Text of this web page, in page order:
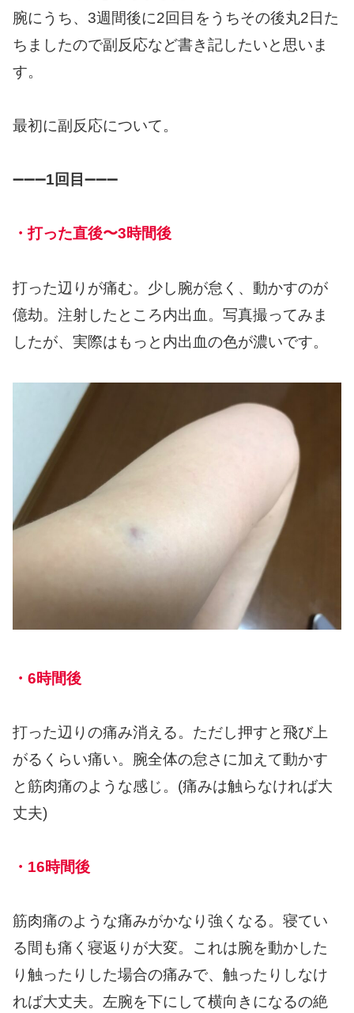
腕にうち、3週間後に2回目をうちその後丸2日た
ちましたので副反応など書き記したいと思いま
す。
最初に副反応について。
➖➖➖1回目 ➖➖➖
・打った直後〜3時間後
打った辺りが痛む。少し腕が怠く、動かすのが
億劫。注射したところ内出血。写真撮ってみま
したが、実際はもっと内出血の色が濃いです。
・6時間後
打った辺りの痛み消える。ただし押すと飛び上
がるくらい痛い。腕全体の怠さに加えて動かす
と筋肉痛のような感じ。(痛みは触らなければ大
丈夫)
・16時間後
筋肉痛のような痛みがかなり強くなる。寝てい
る間も痛く寝返りが大変。これは腕を動かした
り触ったりした場合の痛みで、触ったりしなけ
れば大丈夫。左腕を下にして横向きになるの絶